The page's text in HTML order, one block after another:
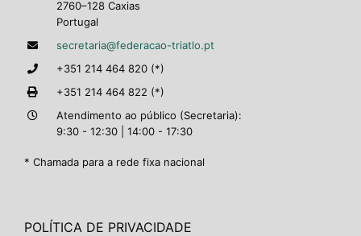
2760–128 Caxias
Portugal
secretaria@federacao-triatlo.pt
+351 214 464 820 (*)
+351 214 464 822 (*)
Atendimento ao público (Secretaria):
9:30 - 12:30 | 14:00 - 17:30
* Chamada para a rede fixa nacional
POLÍTICA DE PRIVACIDADE